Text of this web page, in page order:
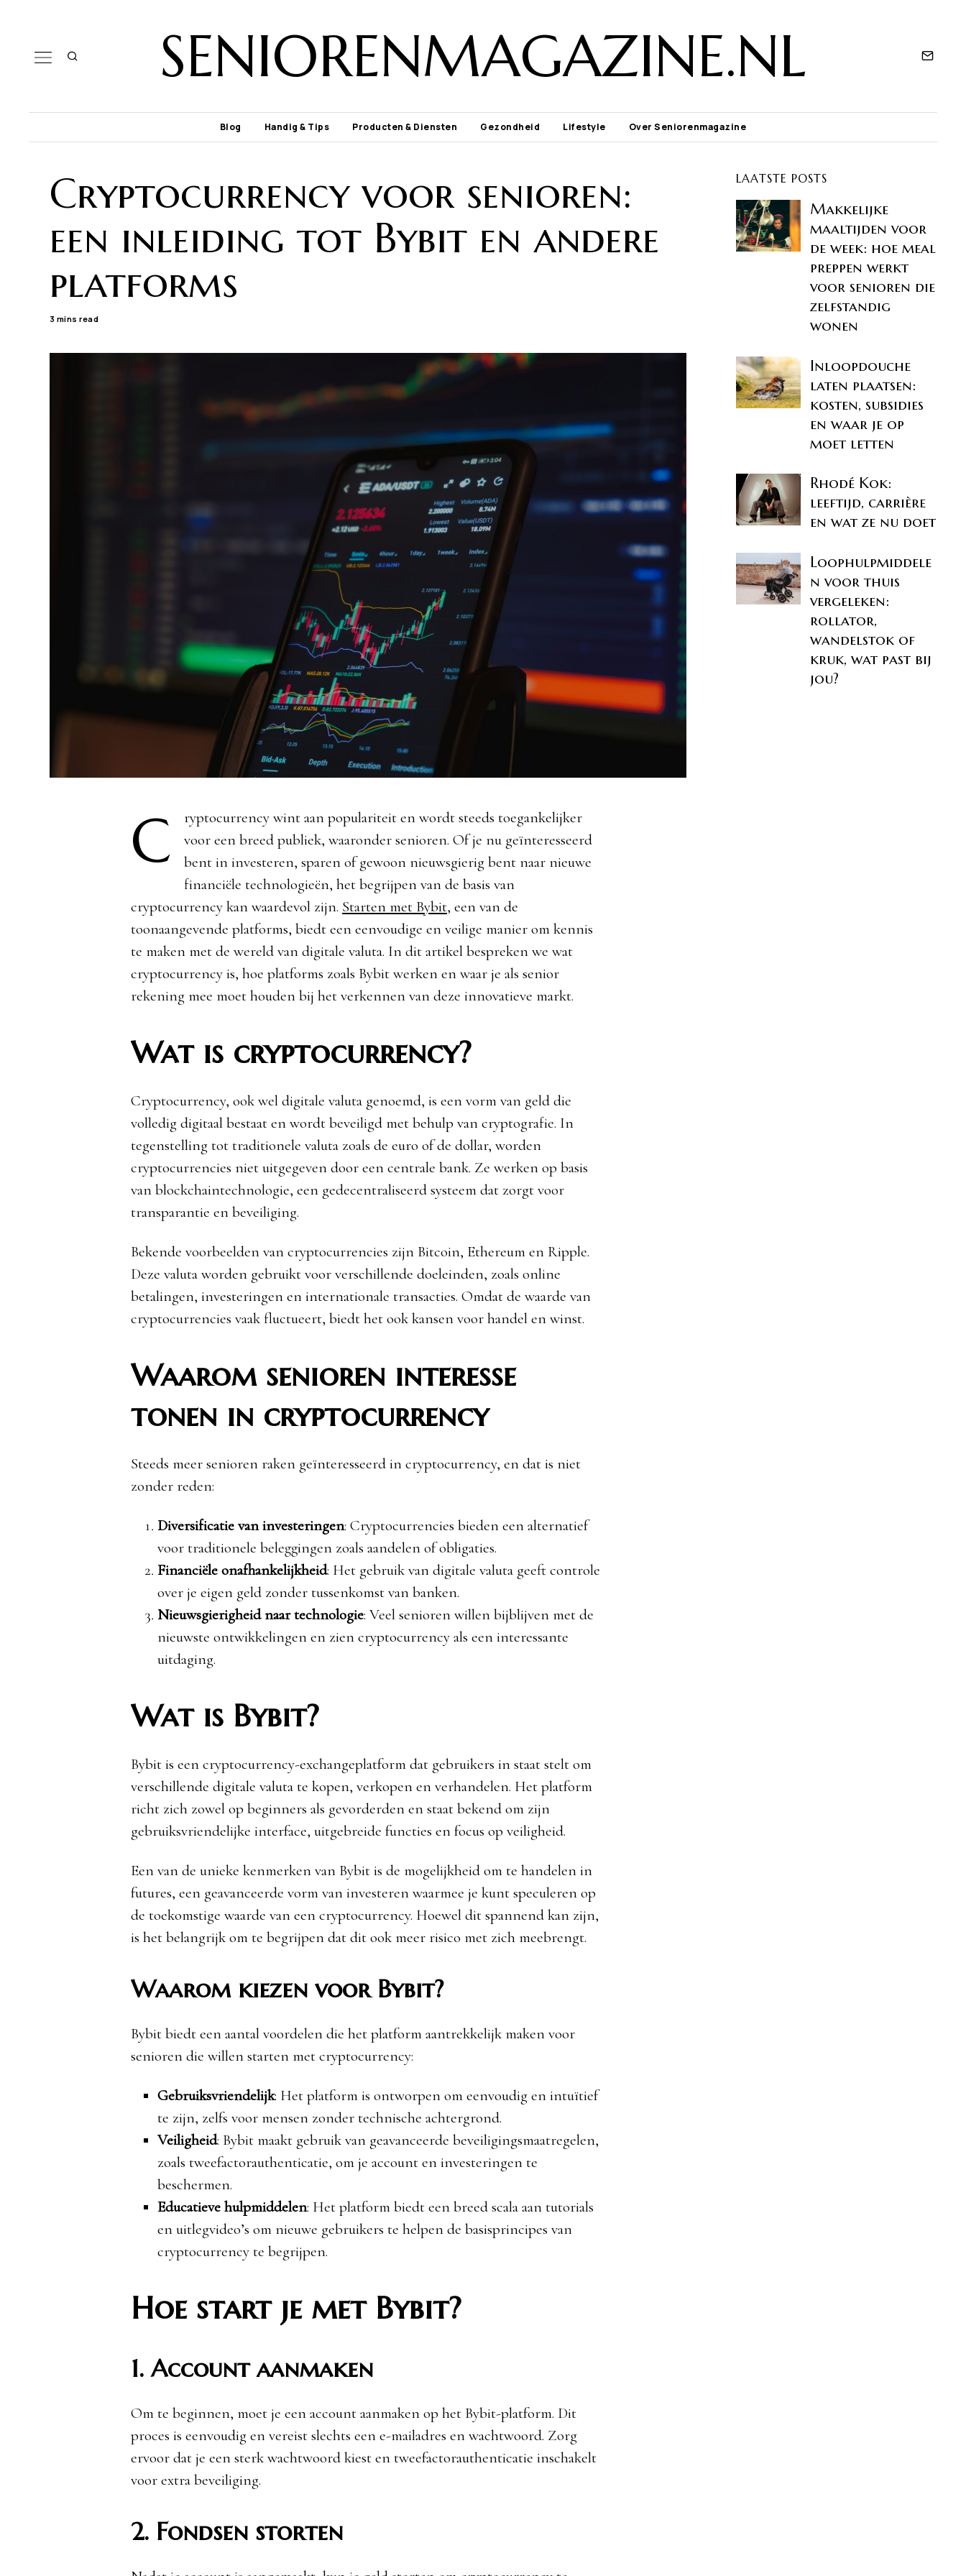
SENIORENMAGAZINE.NL
Blog Handig & Tips Producten & Diensten Gezondheid Lifestyle Over Seniorenmagazine
Cryptocurrency voor senioren:
een inleiding tot Bybit en andere
platforms
3 mins read
C
ryptocurrency wint aan populariteit en wordt steeds toegankelijker
voor een breed publiek, waaronder senioren. Of je nu geïnteresseerd
bent in investeren, sparen of gewoon nieuwsgierig bent naar nieuwe
financiële technologieën, het begrijpen van de basis van
cryptocurrency kan waardevol zijn. Starten met Bybit, een van de
toonaangevende platforms, biedt een eenvoudige en veilige manier om kennis
te maken met de wereld van digitale valuta. In dit artikel bespreken we wat
cryptocurrency is, hoe platforms zoals Bybit werken en waar je als senior
rekening mee moet houden bij het verkennen van deze innovatieve markt.
Wat is cryptocurrency?
Cryptocurrency, ook wel digitale valuta genoemd, is een vorm van geld die
volledig digitaal bestaat en wordt beveiligd met behulp van cryptografie. In
tegenstelling tot traditionele valuta zoals de euro of de dollar, worden
cryptocurrencies niet uitgegeven door een centrale bank. Ze werken op basis
van blockchaintechnologie, een gedecentraliseerd systeem dat zorgt voor
transparantie en beveiliging.
Bekende voorbeelden van cryptocurrencies zijn Bitcoin, Ethereum en Ripple.
Deze valuta worden gebruikt voor verschillende doeleinden, zoals online
betalingen, investeringen en internationale transacties. Omdat de waarde van
cryptocurrencies vaak fluctueert, biedt het ook kansen voor handel en winst.
Waarom senioren interesse
tonen in cryptocurrency
Steeds meer senioren raken geïnteresseerd in cryptocurrency, en dat is niet
zonder reden:
Diversificatie van investeringen: Cryptocurrencies bieden een alternatief
voor traditionele beleggingen zoals aandelen of obligaties.
Financiële onafhankelijkheid: Het gebruik van digitale valuta geeft controle
over je eigen geld zonder tussenkomst van banken.
Nieuwsgierigheid naar technologie: Veel senioren willen bijblijven met de
nieuwste ontwikkelingen en zien cryptocurrency als een interessante
uitdaging.
Wat is Bybit?
Bybit is een cryptocurrency-exchangeplatform dat gebruikers in staat stelt om
verschillende digitale valuta te kopen, verkopen en verhandelen. Het platform
richt zich zowel op beginners als gevorderden en staat bekend om zijn
gebruiksvriendelijke interface, uitgebreide functies en focus op veiligheid.
Een van de unieke kenmerken van Bybit is de mogelijkheid om te handelen in
futures, een geavanceerde vorm van investeren waarmee je kunt speculeren op
de toekomstige waarde van een cryptocurrency. Hoewel dit spannend kan zijn,
is het belangrijk om te begrijpen dat dit ook meer risico met zich meebrengt.
Waarom kiezen voor Bybit?
Bybit biedt een aantal voordelen die het platform aantrekkelijk maken voor
senioren die willen starten met cryptocurrency:
Gebruiksvriendelijk: Het platform is ontworpen om eenvoudig en intuïtief
te zijn, zelfs voor mensen zonder technische achtergrond.
Veiligheid: Bybit maakt gebruik van geavanceerde beveiligingsmaatregelen,
zoals tweefactorauthenticatie, om je account en investeringen te
beschermen.
Educatieve hulpmiddelen: Het platform biedt een breed scala aan tutorials
en uitlegvideo’s om nieuwe gebruikers te helpen de basisprincipes van
cryptocurrency te begrijpen.
Hoe start je met Bybit?
1. Account aanmaken
Om te beginnen, moet je een account aanmaken op het Bybit-platform. Dit
proces is eenvoudig en vereist slechts een e-mailadres en wachtwoord. Zorg
ervoor dat je een sterk wachtwoord kiest en tweefactorauthenticatie inschakelt
voor extra beveiliging.
2. Fondsen storten
LAATSTE POSTS
Makkelijke
maaltijden voor
de week: hoe meal
preppen werkt
voor senioren die
zelfstandig
wonen
Inloopdouche
laten plaatsen:
kosten, subsidies
en waar je op
moet letten
Rhodé Kok:
leeftijd, carrière
en wat ze nu doet
Loophulpmiddele
n voor thuis
vergeleken:
rollator,
wandelstok of
kruk, wat past bij
jou?